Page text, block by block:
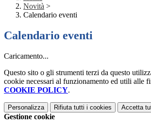
Novità >
Calendario eventi
Calendario eventi
Caricamento...
Questo sito o gli strumenti terzi da questo
cookie necessari al funzionamento ed utili alle
COOKIE POLICY.
Personalizza Rifiuta tutti i cookies Accetta
Gestione cookie